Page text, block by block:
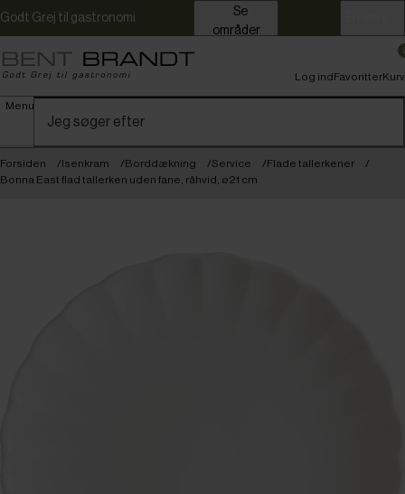
Godt Grej til gastronomi
områder
Menu
Log indFavoritterKurv
Forsiden Isenkram Borddækning Service
Flade tallerkener
Bonna East flad tallerken uden fane, råhvid, ø21 cm